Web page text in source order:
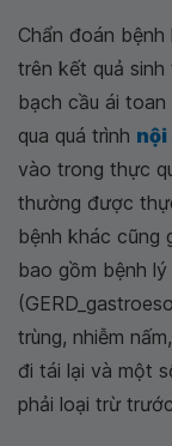
Chẩn đoán bệnh
trên kết quả
bạch cầu ái
qua quá trình nội
vào trong thực
thường được
bệnh khác cũng
bao gồm bệnh
trùng, nhiễm
đi tái lại và một
phải loại trừ